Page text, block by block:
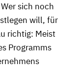
sich noch
will, für
richtig: Meist
Programms